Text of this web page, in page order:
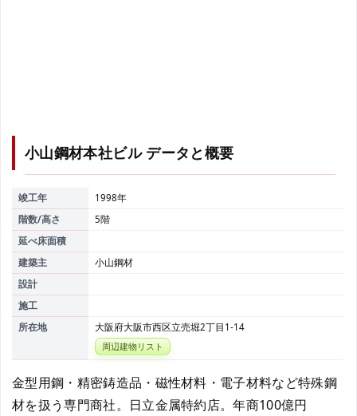
小山鋼材本社ビルデータと概要
竣工年
1998年
階数/高さ
5階
延べ床面積
建築主
小山鋼材
設計
施工
所在地
大阪府大阪市西区立売堀2丁目1-14
周辺建物リスト
金型用鋼・精密鋳造品・磁性材料・電子材料など特殊鋼
材を扱う専門商社。日立金属特約店。年商100億円